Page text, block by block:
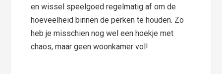
en wissel speelgoed regelmatig af om de
hoeveelheid binnen de perken te houden. Zo
heb je misschien nog wel een hoekje met
chaos, maar geen woonkamer vol!